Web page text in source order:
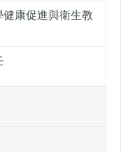
健康促進與衛生教